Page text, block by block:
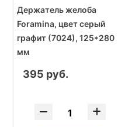
Держатель желоба
Foramina, цвет серый
графит (7024), 125*280
мм
395 руб.